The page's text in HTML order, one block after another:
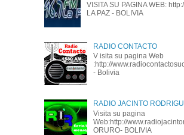
VISITA SU PAGINA WEB:
LA PAZ - BOLIVIA
RADIO CONTACTO
V isita su pagina Web
:http://
- Bolivia
RADIO JACINTO
Visita su pagina
Web:http://
ORURO- BOLIVIA